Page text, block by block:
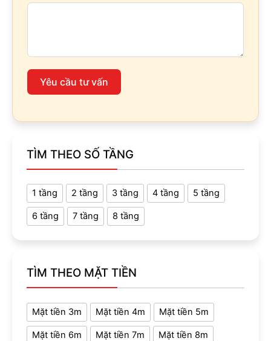
Yêu cầu tư vấn
TÌM THEO SỐ TẦNG
1 tầng 2 tầng 3 tầng 4 tầng 5 tầng
6 tầng 7 tầng 8 tầng
TÌM THEO MẶT TIỀN
Mặt tiền 3m Mặt tiền 4m Mặt tiền 5m
Mặt tiền 6m Mặt tiền 7m Mặt tiền 8m